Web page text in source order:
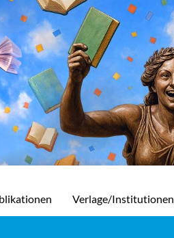
Verlage/Institutionen